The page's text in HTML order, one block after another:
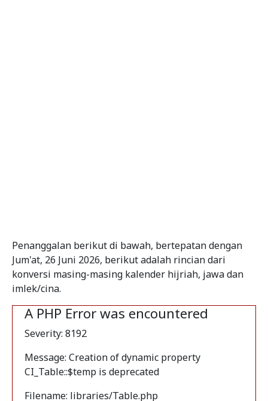
Penanggalan berikut di bawah, bertepatan dengan
Jum'at, 26 Juni 2026, berikut adalah rincian dari
konversi masing-masing kalender hijriah, jawa dan
imlek/cina.
A PHP Error was encountered
Severity: 8192
Message: Creation of dynamic property
CI_Table::$temp is deprecated
Filename: libraries/Table.php